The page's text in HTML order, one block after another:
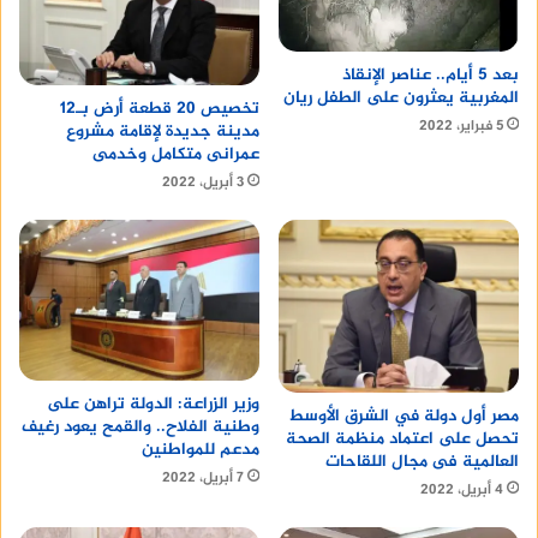
وأجوائه الرومانسية.
مطعم Panorama
يقع مطعم Panorama في حي النيل، ويقدم المأكولات
الأوروبية، بالإضافة إلى المشروبات الكحولية. ويتميز
المطعم بموقعه المطل على نهر النيل.
المطاعم النوبية في أسوان
تتميز أسوان بتنوع ثقافتها، حيث يعيش فيها عدد
كبير من النوبيين. ويقدم المطبخ النوبي مجموعة
متنوعة من الأطباق الشهية التي تعتمد على المكونات
المحلية. وفيما يلي أشهر المطاعم النوبية في أسوان:
مطعم النوبي دريمز
بعد 5 أيام.. عناصر الإنقاذ
المغربية يعثرون على الطفل ريان
5 فبراير، 2022
تخصيص 20 قطعة أرض بـ12
مدينة جديدة لإقامة مشروع
عمرانى متكامل وخدمى
3 أبريل، 2022
مصر أول دولة في الشرق الأوسط
تحصل على اعتماد منظمة الصحة
العالمية فى مجال اللقاحات
4 أبريل، 2022
وزير الزراعة: الدولة تراهن على
وطنية الفلاح.. والقمح يعود رغيف
مدعم للمواطنين
7 أبريل، 2022